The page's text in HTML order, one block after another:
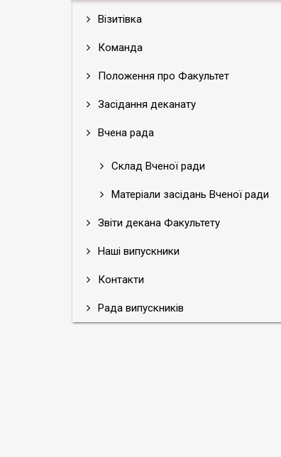
Візитівка
Команда
Положення про Факультет
Засідання деканату
Вчена рада
Склад Вченої ради
Матеріали засідань Вченої ради
Звіти декана Факультету
Наші випускники
Контакти
Рада випускників